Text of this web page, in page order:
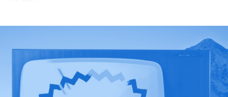
l’offerta esclusiva early bird fino al 6 dicembre. Vieni a
Hochfügen dal 19 al 21 gennaio e prova i prodotti più
recenti di oltre 80 brand!